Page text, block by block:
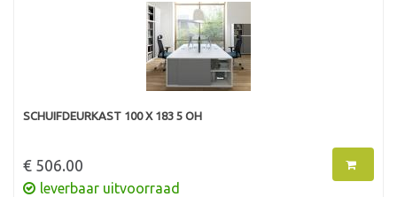
SCHUIFDEURKAST 100 X 183 5 OH
€ 506.00
leverbaar uitvoorraad